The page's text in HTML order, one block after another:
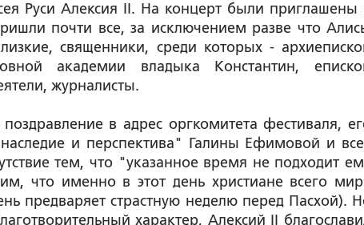
Руси Алексия II. На концерт были приглашены
почти все, за исключением разве что
священники, среди которых -
академии владыка Константин,
журналисты.
в адрес оргкомитета фестиваля,
и перспектива" Галины Ефимовой и
тем, что "указанное время не подходит
что именно в этот день христиане всего
предваряет страстную неделю перед Пасхой).
характер, Алексий II